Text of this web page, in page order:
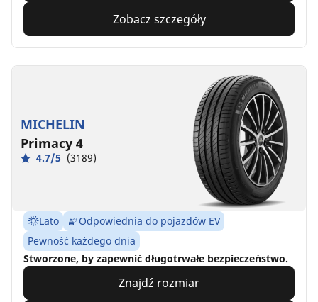
Zobacz szczegóły
MICHELIN
Primacy 4
4.7/5 (3189)
Lato
Odpowiednia do pojazdów EV
Pewność każdego dnia
Stworzone, by zapewnić długotrwałe bezpieczeństwo.
Znajdź rozmiar